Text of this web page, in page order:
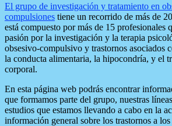
El grupo de investigación y tratamiento en
compulsiones tiene un recorrido de más de
está compuesto por más de 15 profesionales
pasión por la investigación y la terapia
obsesivo-compulsivo y trastornos asociados
la conducta alimentaria, la hipocondría, y el
corporal.
En esta página web podrás encontrar
que formamos parte del grupo, nuestras
estudios que estamos llevando a cabo en la
información general sobre los trastornos a